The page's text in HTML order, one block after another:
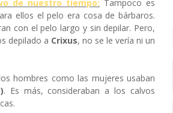
de nuestro tiempo: Tampoco es
ellos el pelo era cosa de bárbaros.
con el pelo largo y sin depilar. Pero,
depilado a Crixus, no se le vería ni un
hombres como las mujeres usaban
. Es más, consideraban a los calvos